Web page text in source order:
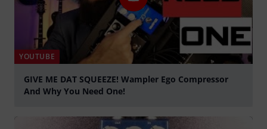
YOUTUBE
GIVE ME DAT SQUEEZE! Wampler Ego Compressor
And Why You Need One!